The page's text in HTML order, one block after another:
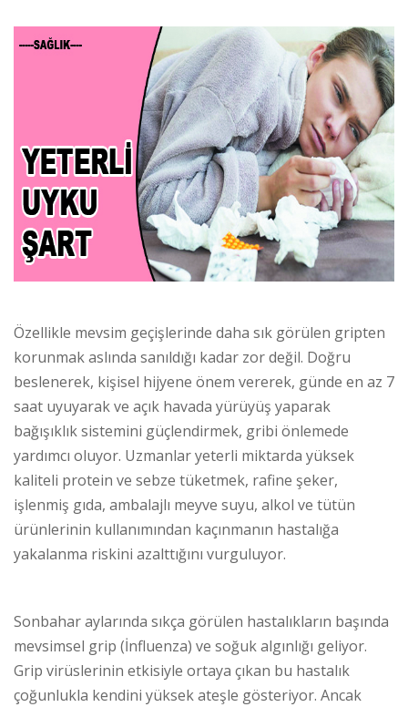
Özellikle mevsim geçişlerinde daha sık görülen gripten
korunmak aslında sanıldığı kadar zor değil. Doğru
beslenerek, kişisel hijyene önem vererek, günde en az 7
saat uyuyarak ve açık havada yürüyüş yaparak
bağışıklık sistemini güçlendirmek, gribi önlemede
yardımcı oluyor. Uzmanlar yeterli miktarda yüksek
kaliteli protein ve sebze tüketmek, rafine şeker,
işlenmiş gıda, ambalajlı meyve suyu, alkol ve tütün
ürünlerinin kullanımından kaçınmanın hastalığa
yakalanma riskini azalttığını vurguluyor.
Sonbahar aylarında sıkça görülen hastalıkların başında
mevsimsel grip (İnfluenza) ve soğuk algınlığı geliyor.
Grip virüslerinin etkisiyle ortaya çıkan bu hastalık
çoğunlukla kendini yüksek ateşle gösteriyor. Ancak